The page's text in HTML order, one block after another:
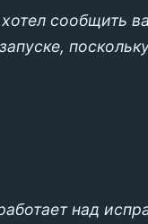
сообщить
над